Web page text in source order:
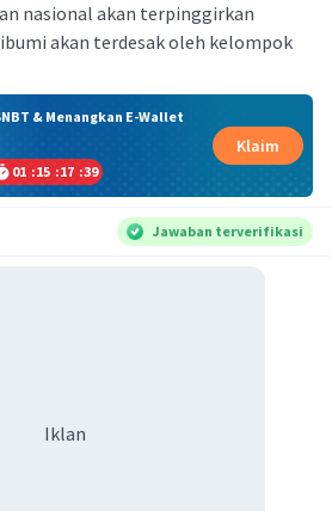
nasional akan terpinggirkan
akan terdesak oleh kelompok
& Menangkan E-Wallet
01 :15 :17 :39
Klaim
Jawaban terverifikasi
Iklan